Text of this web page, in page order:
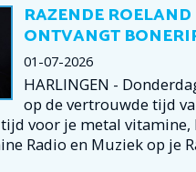
RAZENDE ROELAND
ONTVANGT
01-07-2026
HARLINGEN -
op de vertrouwde tijd
voor je metal vitamine,
Radio en Muziek op je